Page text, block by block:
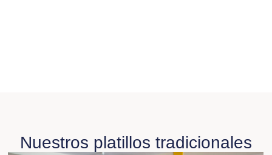
Nuestros platillos tradicionales